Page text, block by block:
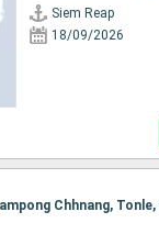
Siem Reap
18/09/2026